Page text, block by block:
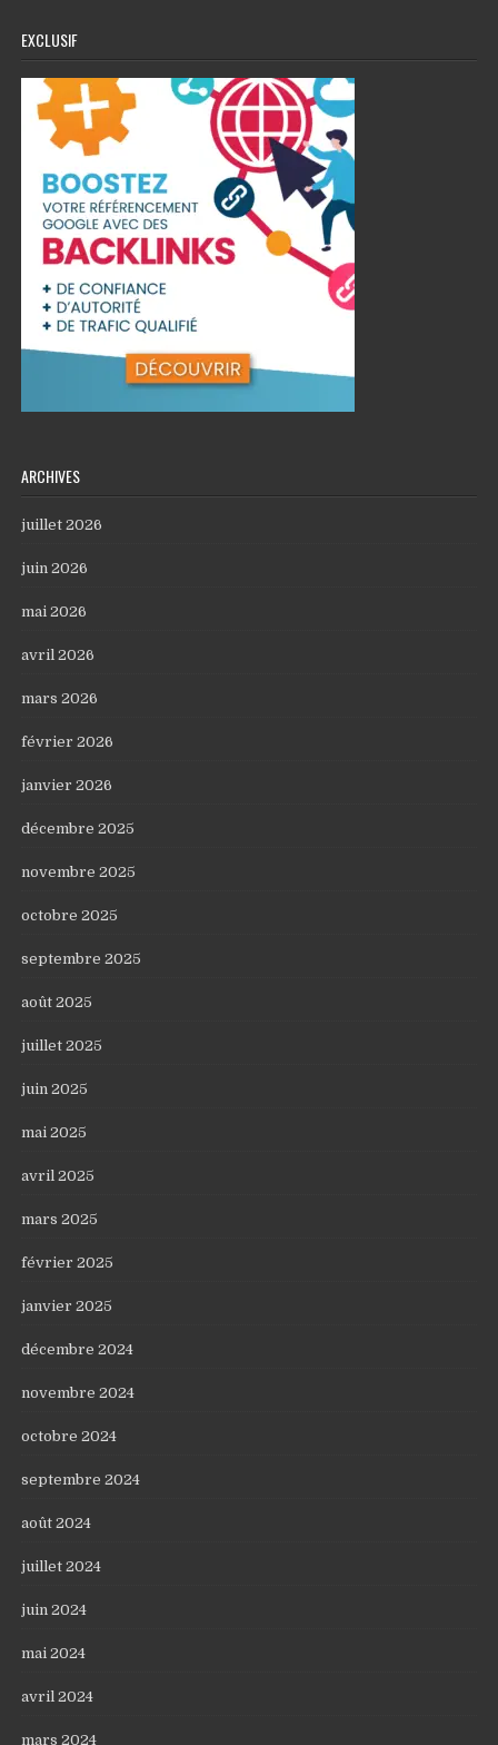
EXCLUSIF
ARCHIVES
juillet 2026
juin 2026
mai 2026
avril 2026
mars 2026
février 2026
janvier 2026
décembre 2025
novembre 2025
octobre 2025
septembre 2025
août 2025
juillet 2025
juin 2025
mai 2025
avril 2025
mars 2025
février 2025
janvier 2025
décembre 2024
novembre 2024
octobre 2024
septembre 2024
août 2024
juillet 2024
juin 2024
mai 2024
avril 2024
mars 2024